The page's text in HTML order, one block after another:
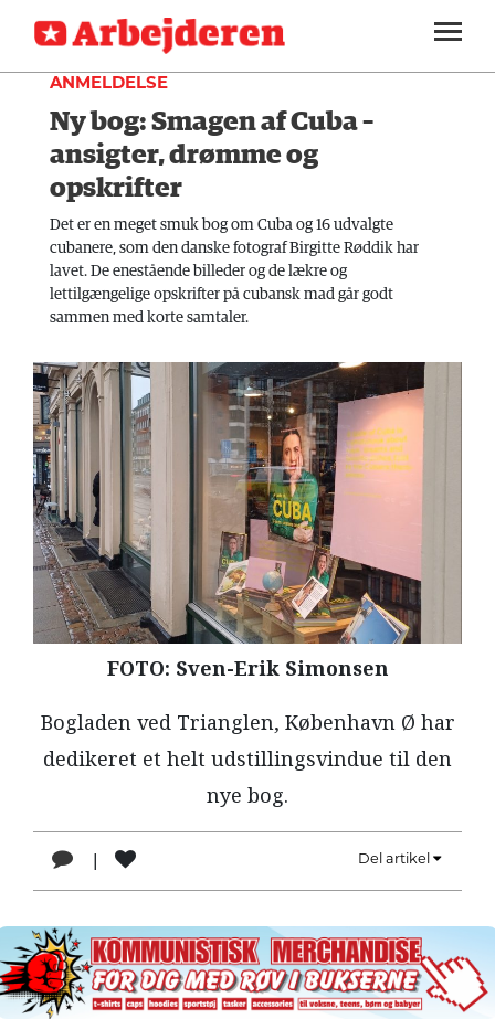
SEKTIONER
ARBEJDEREN
MENER
FAGLIGT
INDLAND
UDLAND
KALENDER
BLOGS
DEBAT
LÆSER
TIL
LÆSER
NAVNE
HISTORIE
SOUNDCLOUD
ABONNER
LOG IND
OM
ARBEJDEREN
ANMELDELSE
Ny bog: Smagen af Cuba –
ansigter, drømme og
opskrifter
Det er en meget smuk bog om Cuba og 16 udvalgte
cubanere, som den danske fotograf Birgitte Røddik har
lavet. De enestående billeder og de lækre og
lettilgængelige opskrifter på cubansk mad går godt
sammen med korte samtaler.
FOTO: Sven-Erik Simonsen
Bogladen ved Trianglen, København Ø har
dedikeret et helt udstillingsvindue til den
nye bog.
Del artikel